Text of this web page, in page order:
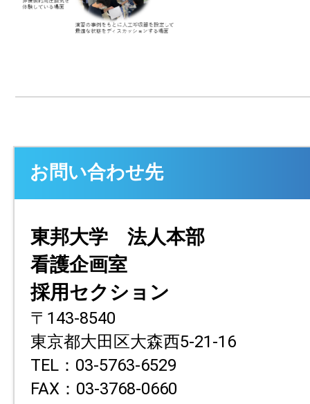
お問い合わせ先
東邦大学 法人本部
看護企画室
採用セクション
〒143-8540
東京都大田区大森西5-21-16
TEL：03-5763-6529
FAX：03-3768-0660